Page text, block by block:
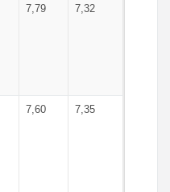
7,79 7,32
7,60 7,35